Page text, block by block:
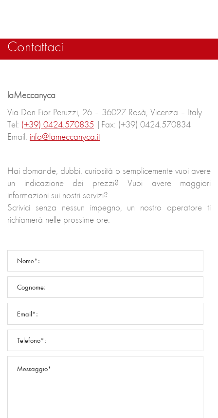
Contattaci
laMeccanyca
Via Don Fior Peruzzi, 26 – 36027 Rosà, Vicenza – Italy
Tel: (+39) 0424.570835 |Fax: (+39) 0424.570834
Email: info@lameccanyca.it
Hai domande, dubbi, curiosità o semplicemente vuoi avere
un indicazione dei prezzi? Vuoi avere maggiori
informazioni sui nostri servizi?
Scrivici senza nessun impegno, un nostro operatore ti
richiamerà nelle prossime ore.